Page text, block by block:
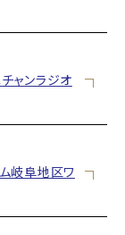
ャンラジオ
岐阜地区ワ